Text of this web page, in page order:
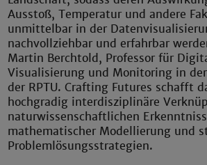
Ausstoß, Temperatur und andere
unmittelbar in der
nachvollziehbar und erfahrbar
Martin Berchtold, Professor für
Visualisierung und Monitoring in
der RPTU. Crafting Futures schafft
hochgradig interdisziplinäre
naturwissenschaftlichen
mathematischer Modellierung und
Problemlösungsstrategien.